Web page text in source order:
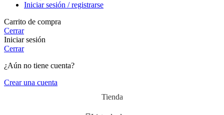
Iniciar sesión / registrarse
Carrito de compra
Cerrar
Iniciar sesión
Cerrar
¿Aún no tiene cuenta?
Crear una cuenta
Tienda